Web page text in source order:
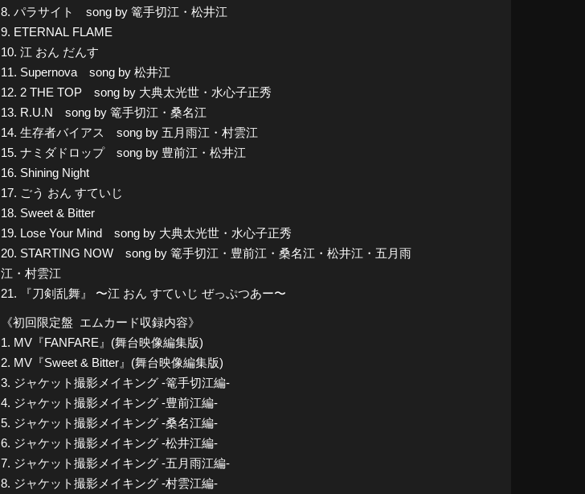
8. パラサイト song by 篭手切江・松井江
9. ETERNAL FLAME
10. 江 おん だんす
11. Supernova song by 松井江
12. 2 THE TOP song by 大典太光世・水心子正秀
13. R.U.N song by 篭手切江・桑名江
14. 生存者バイアス song by 五月雨江・村雲江
15. ナミダドロップ song by 豊前江・松井江
16. Shining Night
17. ごう おん すていじ
18. Sweet & Bitter
19. Lose Your Mind song by 大典太光世・水心子正秀
20. STARTING NOW song by 篭手切江・豊前江・桑名江・松井江・五月雨
江・村雲江
21. 『刀剣乱舞』 〜江 おん すていじ ぜっぷつあー〜
《初回限定盤 エムカード収録内容》
1. MV『FANFARE』(舞台映像編集版)
2. MV『Sweet & Bitter』(舞台映像編集版)
3. ジャケット撮影メイキング -篭手切江編-
4. ジャケット撮影メイキング -豊前江編-
5. ジャケット撮影メイキング -桑名江編-
6. ジャケット撮影メイキング -松井江編-
7. ジャケット撮影メイキング -五月雨江編-
8. ジャケット撮影メイキング -村雲江編-